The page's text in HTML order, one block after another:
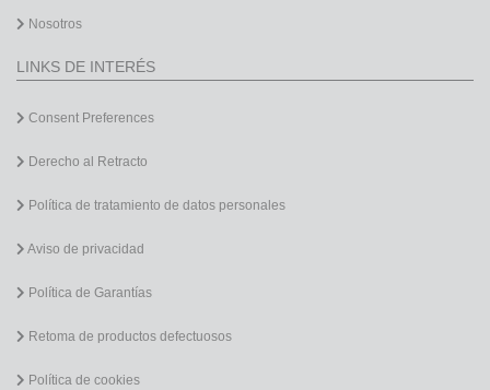
Nosotros
LINKS DE INTERÉS
Consent Preferences
Derecho al Retracto
Política de tratamiento de datos personales
Aviso de privacidad
Política de Garantías
Retoma de productos defectuosos
Política de cookies